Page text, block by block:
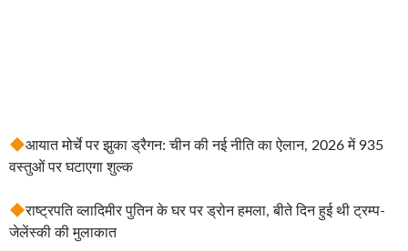
आयात मोर्चे पर झुका ड्रैगन: चीन की नई नीति का ऐलान, 2026 में 935
वस्तुओं पर घटाएगा शुल्क
राष्ट्रपति व्लादिमीर पुतिन के घर पर ड्रोन हमला, बीते दिन हुई थी ट्रम्प-
जेलेंस्की की मुलाकात